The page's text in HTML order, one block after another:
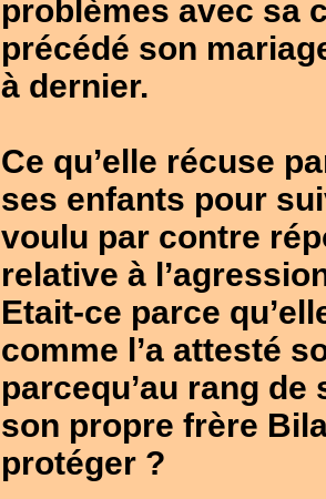
problèmes avec sa
précédé son
à dernier.
Ce qu’elle récuse
ses enfants pour
voulu par contre
relative à
Etait-ce parce
comme l’a attesté
parcequ’au rang
son propre frère
protéger ?